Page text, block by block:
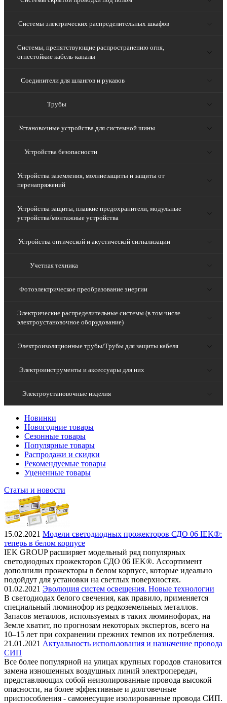
Системы электрических распределительных шкафов
Системы, препятствующие распространению огня,
огнестойкие кабель-каналы
Соединители для шлангов и рукавов
Трубы
Установочные устройства для системной шины
Устройства безопасности
Устройства заземления, молниезащиты и защиты от
перенапряжений
Устройства защиты, плавкие предохранители, модульные
устройства/монтажные устройства
Устройства оптической и акустической сигнализации
Учетная техника
Фотоэлектрическое преобразование энергии
Электрические распределительные системы (в том числе
электроустановочное оборудование)
Электроизоляционные трубы/Трубы для защиты кабеля
Электроинструменты и аксессуары для них
Электроустановочные изделия
Новинки
Новогодние товары
Сезонные товары
Популярные товары
Распродажи и скидки
Рекомендуемые товары
Уцененные товары
Статьи и новости
15.02.2021 Модели светодиодных прожекторов СДО 06 IEK®:
теперь в белом корпусе
IEK GROUP расширяет модельный ряд популярных
светодиодных прожекторов СДО 06 IEK®. Ассортимент
дополнили прожекторы в белом корпусе, которые идеально
подойдут для установки на светлых поверхностях.
01.02.2021 Эволюция систем освещения. Новые технологии
В светодиодах белого свечения, как правило, применяется
специальный люминофор из редкоземельных металлов.
Запасов металлов, используемых в таких люминофорах, на
Земле хватит, по прогнозам некоторых экспертов, всего на
10–15 лет при сохранении прежних темпов их потребления.
21.01.2021 Актуальность использования и назначение провода
СИП
Все более популярной на улицах крупных городов становится
замена изношенных воздушных линий электропередач,
представляющих собой неизолированные провода высокой
опасности, на более эффективные и долговечные
приспособления - самонесущие изолированные провода СИП.